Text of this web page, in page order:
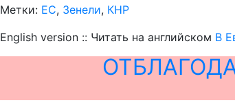
Метки: ЕС, Зенели, КНР
English version :: Читать на английском В